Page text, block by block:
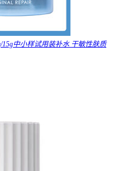
15g中小样试用装补水 干敏性肤质